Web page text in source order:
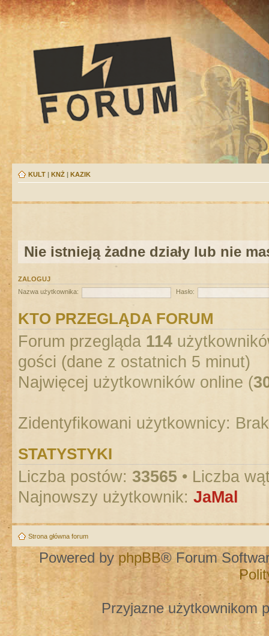
KULT | KNŻ | KAZIK
Nie istnieją żadne działy lub nie
ZALOGUJ
Nazwa użytkownika:
Hasło:
KTO PRZEGLĄDA FORUM
Forum przegląda 114
gości (dane z ostatnich 5 minut)
Najwięcej użytkowników online (
Zidentyfikowani użytkownicy:
STATYSTYKI
Liczba postów: 33565 • Liczba
Najnowszy użytkownik: JaMal
Strona główna forum
Powered by phpBB® Forum
Przyjazne użytkownikom